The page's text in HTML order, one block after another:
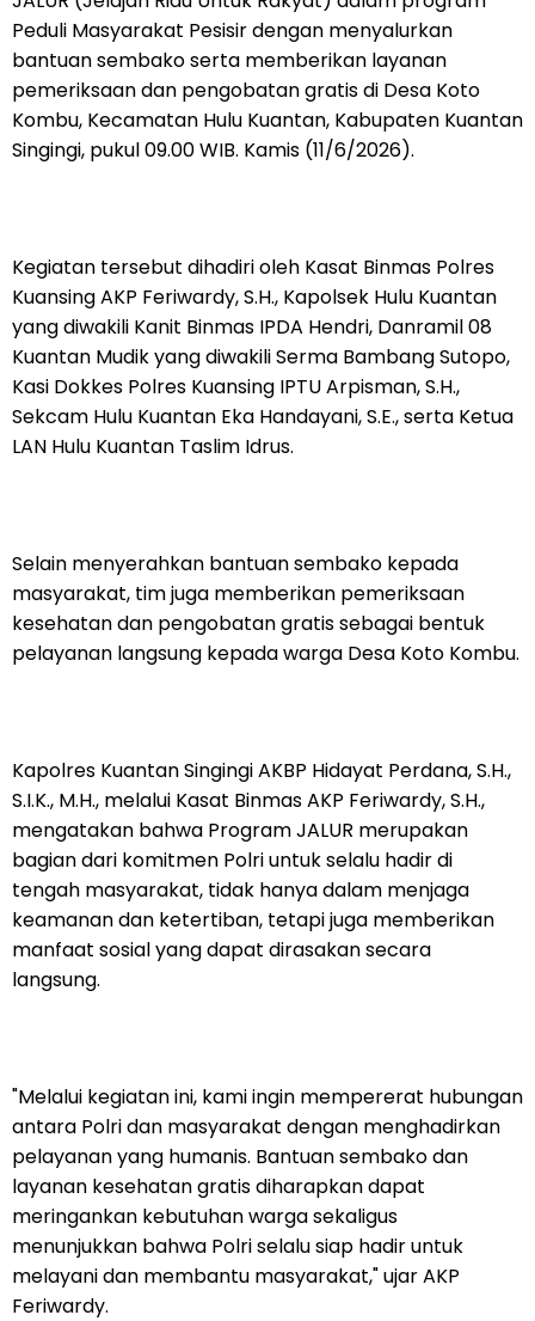
Peduli Masyarakat Pesisir dengan menyalurkan
bantuan sembako serta memberikan layanan
pemeriksaan dan pengobatan gratis di Desa Koto
Kombu, Kecamatan Hulu Kuantan, Kabupaten Kuantan
Singingi, pukul 09.00 WIB. Kamis (11/6/2026).
Kegiatan tersebut dihadiri oleh Kasat Binmas Polres
Kuansing AKP Feriwardy, S.H., Kapolsek Hulu Kuantan
yang diwakili Kanit Binmas IPDA Hendri, Danramil 08
Kuantan Mudik yang diwakili Serma Bambang Sutopo,
Kasi Dokkes Polres Kuansing IPTU Arpisman, S.H.,
Sekcam Hulu Kuantan Eka Handayani, S.E., serta Ketua
LAN Hulu Kuantan Taslim Idrus.
Selain menyerahkan bantuan sembako kepada
masyarakat, tim juga memberikan pemeriksaan
kesehatan dan pengobatan gratis sebagai bentuk
pelayanan langsung kepada warga Desa Koto Kombu.
Kapolres Kuantan Singingi AKBP Hidayat Perdana, S.H.,
S.I.K., M.H., melalui Kasat Binmas AKP Feriwardy, S.H.,
mengatakan bahwa Program JALUR merupakan
bagian dari komitmen Polri untuk selalu hadir di
tengah masyarakat, tidak hanya dalam menjaga
keamanan dan ketertiban, tetapi juga memberikan
manfaat sosial yang dapat dirasakan secara
langsung.
"Melalui kegiatan ini, kami ingin mempererat hubungan
antara Polri dan masyarakat dengan menghadirkan
pelayanan yang humanis. Bantuan sembako dan
layanan kesehatan gratis diharapkan dapat
meringankan kebutuhan warga sekaligus
menunjukkan bahwa Polri selalu siap hadir untuk
melayani dan membantu masyarakat," ujar AKP
Feriwardy.